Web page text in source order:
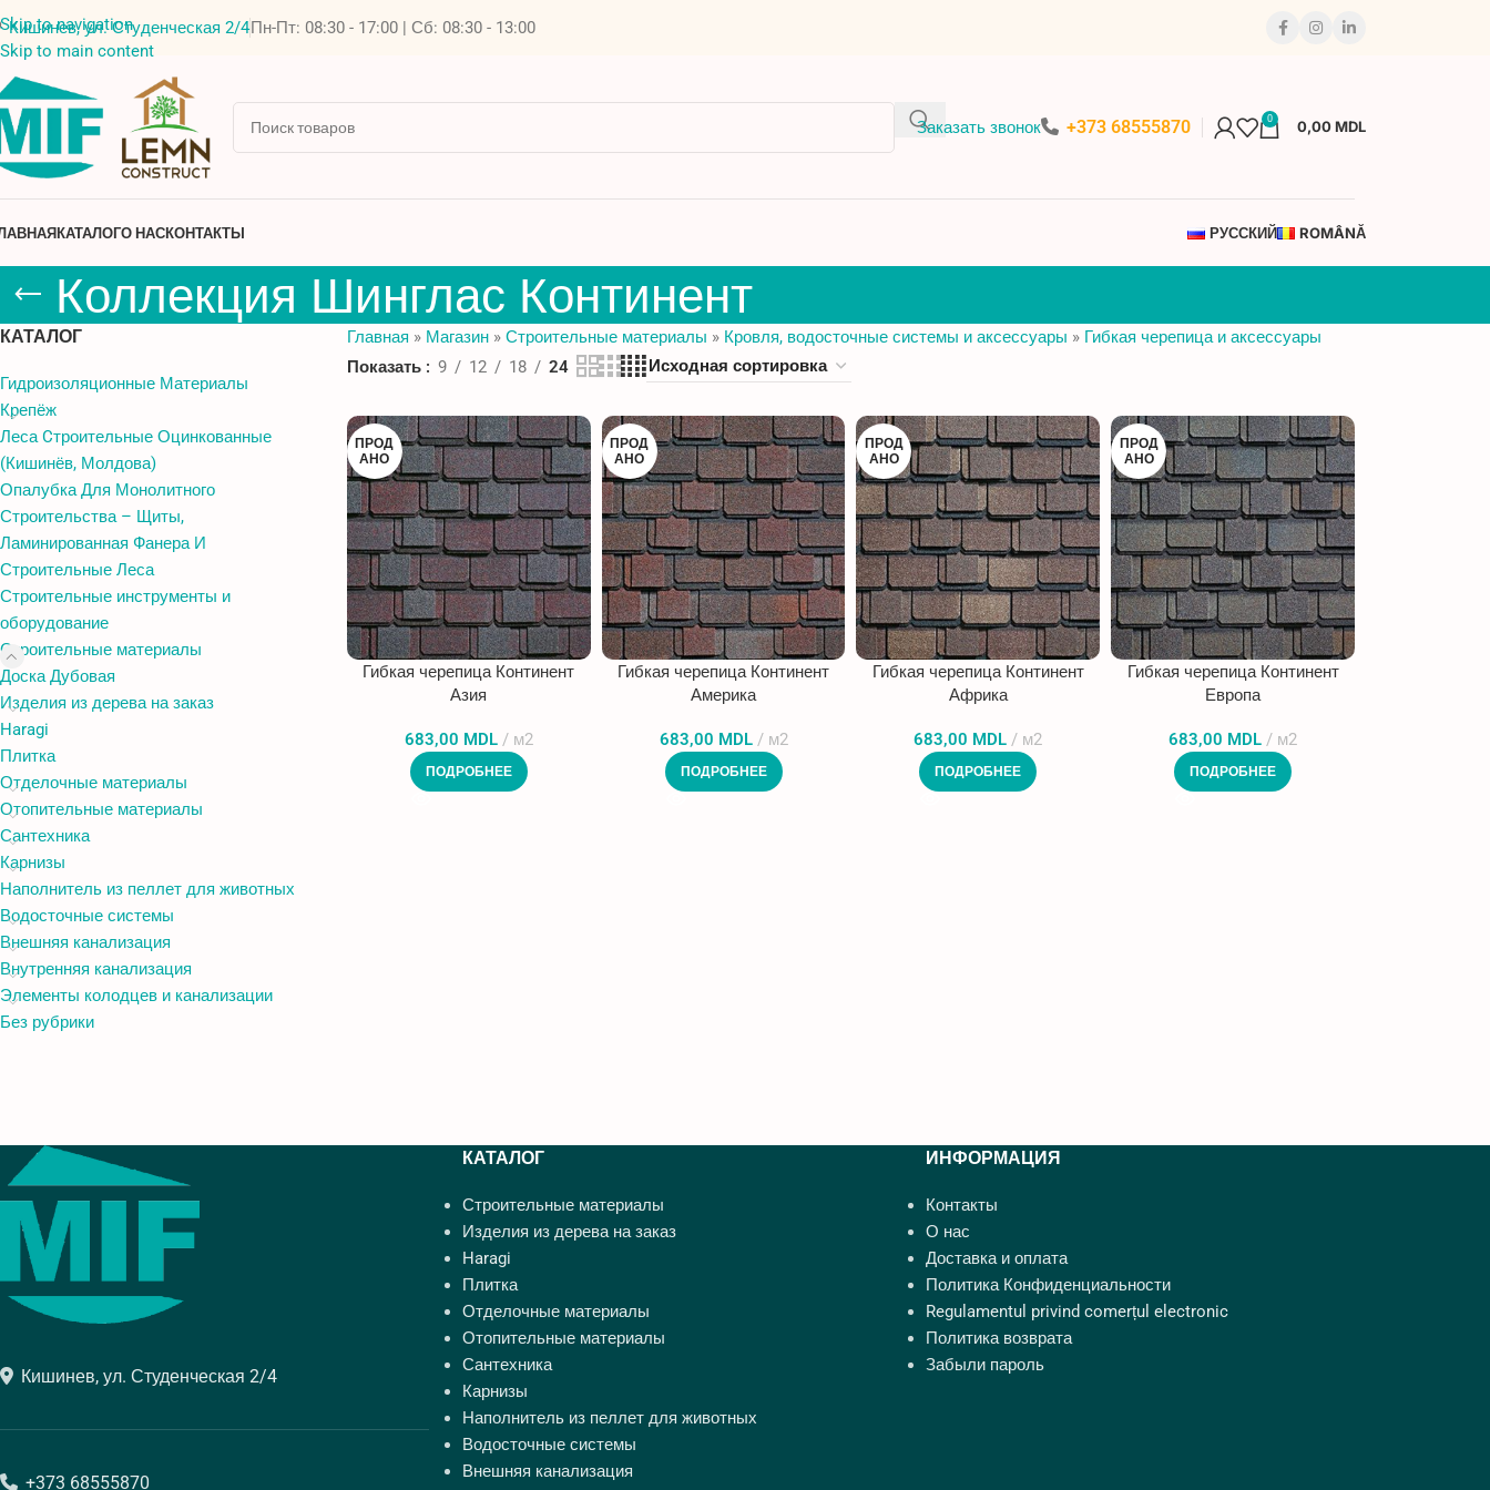
Skip to navigation
Skip to main content
Кишинев, ул. Студенческая 2/4Пн-Пт: 08:30 - 17:00 | Сб: 08:30 - 13:00
Заказать звонок +373 68555870 0 0,00MDL
КАТАЛОГО НАСКОНТАКТЫ РУССКИЙ ROMÂNĂ
Коллекция Шинглас Континент
КАТАЛОГ
Гидроизоляционные Материалы
Крепёж
Леса Cтроительные Оцинкованные
(Кишинёв, Молдова)
Опалубка Для Монолитного
Строительства – Щиты,
Ламинированная Фанера И
Строительные Леса
Строительные инструменты и
оборудование
Строительные материалы
Доска Дубовая
Изделия из дерева на заказ
Haragi
Плитка
Отделочные материалы
Отопительные материалы
Сантехника
Карнизы
Наполнитель из пеллет для животных
Водосточные системы
Внешняя канализация
Внутренняя канализация
Элементы колодцев и канализации
Без рубрики
Главная » Магазин» Строительные материалы » Кровля, водосточные системы и аксессуары » Гибкая черепица и аксессуары
Показать
9 12 18 24
ПРОД
АНО
Гибкая черепица Континент
Азия
683,00 MDL м2
ПОДРОБНЕЕ
ПРОД
АНО
Гибкая черепица Континент
Америка
683,00 MDL м2
ПОДРОБНЕЕ
ПРОД
АНО
Гибкая черепица Континент
Африка
683,00 MDL м2
ПОДРОБНЕЕ
ПРОД
АНО
Гибкая черепица Континент
Европа
683,00 MDL м2
ПОДРОБНЕЕ
Кишинев, ул. Студенческая 2/4
+373 68555870
КАТАЛОГ
Строительные материалы
Изделия из дерева на заказ
Haragi
Плитка
Отделочные материалы
Отопительные материалы
Сантехника
Карнизы
Наполнитель из пеллет для животных
Водосточные системы
Внешняя канализация
ИНФОРМАЦИЯ
Контакты
О нас
Доставка и оплата
Политика Конфиденциальности
Regulamentul privind comerțul electronic
Политика возврата
Забыли пароль